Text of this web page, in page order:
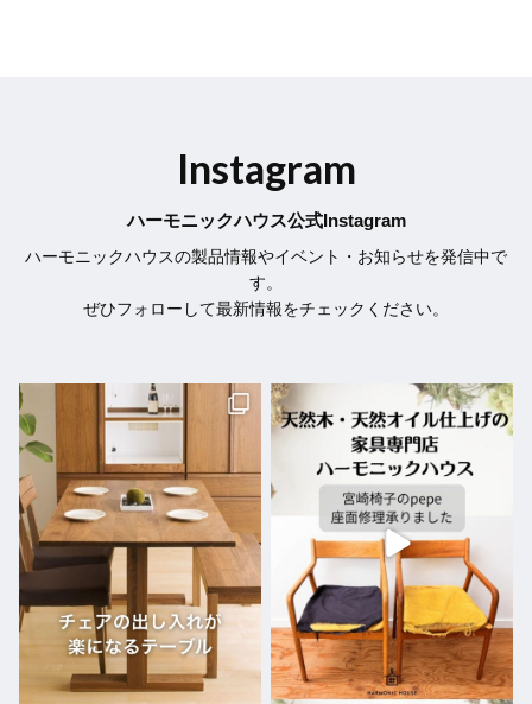
Instagram
ハーモニックハウス公式Instagram
ハーモニックハウスの製品情報やイベント・お知らせを発信中で
す。
ぜひフォローして最新情報をチェックください。